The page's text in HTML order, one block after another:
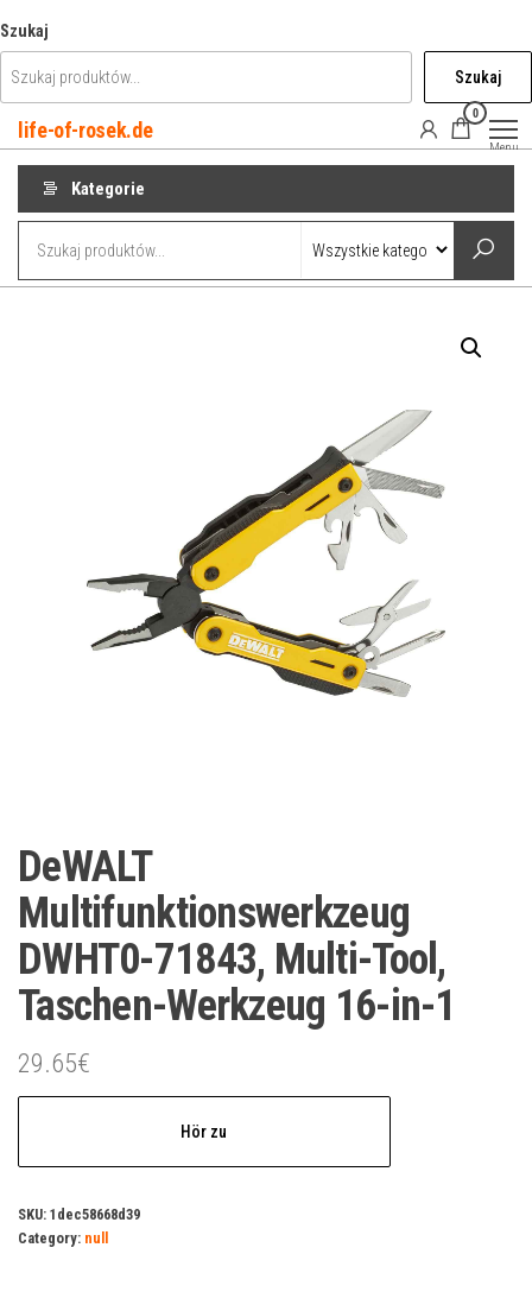
do
treści
Szukaj
Szukaj
life-of-rosek.de
0
Menu
Kategorie
DeWALT
Multifunktionswerkzeug
DWHT0-71843, Multi-Tool,
Taschen-Werkzeug 16-in-1
29.65€
Hör zu
SKU: 1dec58668d39
Category: null